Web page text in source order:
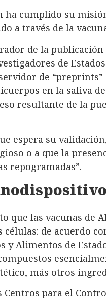
ha cumplido su
a través de la
de la
de
de
en la saliva
resultante de la
espera su
o a que la
repogramadas”.
que las vacunas de
de acuerdo
y Alimentos de
más otros
Centros para el